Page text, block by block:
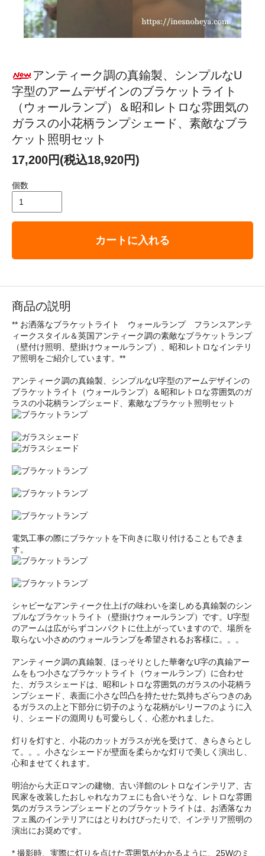
アンティーク調の真鍮製、シンプルなU
字型のアームデザインのブラケットライト
（ウォールランプ）＆昭和レトロな雰囲気の
ガラスの小花柄ランプシェード、素敵なブラ
ケット照明セット
17,200円(税込18,920円)
個数
カートに入れる
商品の説明
** お洒落なブラケットライト ウォールランプ フランスアンテ
ィークスタイル＆英国アンティーク調の素敵なブラケットランプ
（壁付け照明、壁掛けウォールランプ）、昭和レトロなインテリ
ア照明をご紹介しています。**
アンティーク調の真鍮製、シンプルなU字型のアームデザインの
ブラケットライト（ウォールランプ）＆昭和レトロな雰囲気のガ
ラスの小花柄ランプシェード、素敵なブラケット照明セット
電気工事の際にブラケットを下向きに取り付けることもできま
す。
シャビーなアンティーク仕上げの味わいを楽しめる真鍮製のシン
プルなブラケットライト（壁掛けウォールランプ）です。U字型
のアームは広がらずコンパクトに仕上がっていますので、場所を
取らない小さめのウォールランプを希望されるお客様に。。。
アンティーク調の真鍮製、ほっそりとした華奢なU字の真鍮アー
ムをもつ小さなブラケットライト（ウォールランプ）に合わせ
た、ガラスシェードは、昭和レトロな雰囲気のガラスの小花柄ラ
ンプシェード、表面に小さな凹凸を持たせた気持ちざらつきのあ
るガラスの上と下部分に切子のような花柄がレリーフのように入
り、シェードの淵周りも可愛らしく、心惹かれました。
灯りを灯すと、小花のカットガラスが光を受けて、きらきらとし
て。。。小さなシェードが壁面を柔らかな灯りで美しく演出し、
心和ませてくれます。
明治から大正ロマンの建物、古い洋館のレトロなインテリア、古
民家を改装したおしゃれなカフェにも合いそうな、レトロな雰囲
気のガラスランプシェードとのブラケットライトは、お洒落なカ
フェ風のインテリアにはとりわけぴったりで、インテリア照明の
演出にお奨めです。
* 撮影時、実際に灯りを点けた雰囲気がわかるように、25Wのミ